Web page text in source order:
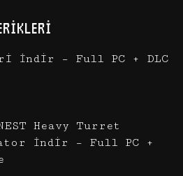
İndir – Full PC + DLC
Heavy Turret
İndir – Full PC +